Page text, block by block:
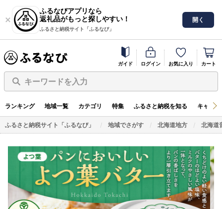
ふるなびアプリなら
返礼品がもっと探しやすい！
ふるさと納税サイト「ふるなび」
開く
ガイド ログイン お気に入り カート
キーワードを入力
ランキング 地域一覧 カテゴリ 特集 ふるさと納税を知る キャン
ふるさと納税サイト「ふるなび」 地域でさがす 北海道地方 北海道